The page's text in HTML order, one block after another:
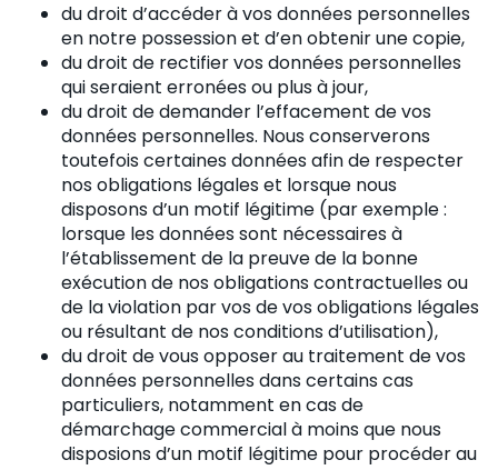
du droit d’accéder à vos données personnelles
en notre possession et d’en obtenir une copie,
du droit de rectifier vos données personnelles
qui seraient erronées ou plus à jour,
du droit de demander l’effacement de vos
données personnelles. Nous conserverons
toutefois certaines données afin de respecter
nos obligations légales et lorsque nous
disposons d’un motif légitime (par exemple :
lorsque les données sont nécessaires à
l’établissement de la preuve de la bonne
exécution de nos obligations contractuelles ou
de la violation par vos de vos obligations légales
ou résultant de nos conditions d’utilisation),
du droit de vous opposer au traitement de vos
données personnelles dans certains cas
particuliers, notamment en cas de
démarchage commercial à moins que nous
disposions d’un motif légitime pour procéder au